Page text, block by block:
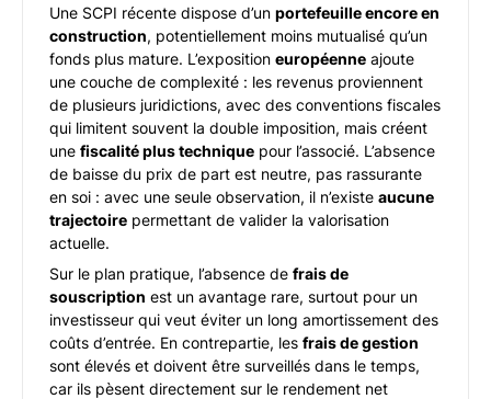
Une SCPI récente dispose d’un portefeuille encore en
construction, potentiellement moins mutualisé qu’un
fonds plus mature. L’exposition européenne ajoute
une couche de complexité : les revenus proviennent
de plusieurs juridictions, avec des conventions fiscales
qui limitent souvent la double imposition, mais créent
une fiscalité plus technique pour l’associé. L’absence
de baisse du prix de part est neutre, pas rassurante
en soi : avec une seule observation, il n’existe aucune
trajectoire permettant de valider la valorisation
actuelle.
Sur le plan pratique, l’absence de frais de
souscription est un avantage rare, surtout pour un
investisseur qui veut éviter un long amortissement des
coûts d’entrée. En contrepartie, les frais de gestion
sont élevés et doivent être surveillés dans le temps,
car ils pèsent directement sur le rendement net